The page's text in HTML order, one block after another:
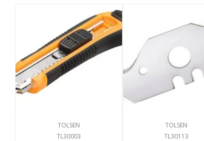
TOLSEN
TL30003
TOLSEN
TL30113